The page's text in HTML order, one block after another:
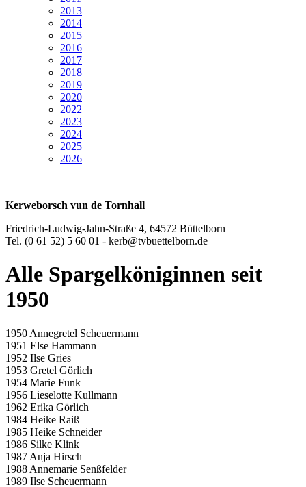
2013
2014
2015
2016
2017
2018
2019
2020
2022
2023
2024
2025
2026
Kerweborsch vun de Tornhall
Friedrich-Ludwig-Jahn-Straße 4, 64572 Büttelborn
Tel. (0 61 52) 5 60 01 - kerb@tvbuettelborn.de
Alle Spargel­königinnen seit
1950
1950 Annegretel Scheuermann
1951 Else Hammann
1952 Ilse Gries
1953 Gretel Görlich
1954 Marie Funk
1956 Lieselotte Kullmann
1962 Erika Görlich
1984 Heike Raiß
1985 Heike Schneider
1986 Silke Klink
1987 Anja Hirsch
1988 Annemarie Senßfelder
1989 Ilse Scheuermann